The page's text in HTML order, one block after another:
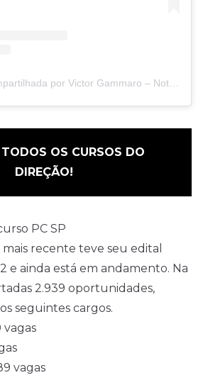
OS CURSOS DO
DIREÇÃO!
PC SP
recente teve seu edital
e ainda está em andamento. Na
2.939 oportunidades,
seguintes cargos.
vagas
vagas